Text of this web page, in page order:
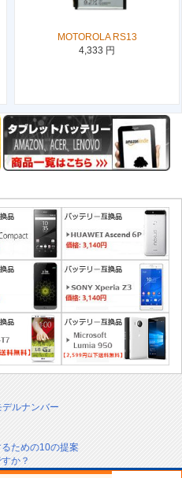
MOTOROLA RS13
4,333 円
ルナンバー
ための10の提案
か？